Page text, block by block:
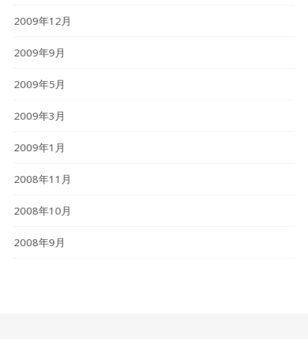
2009年12月
2009年9月
2009年5月
2009年3月
2009年1月
2008年11月
2008年10月
2008年9月